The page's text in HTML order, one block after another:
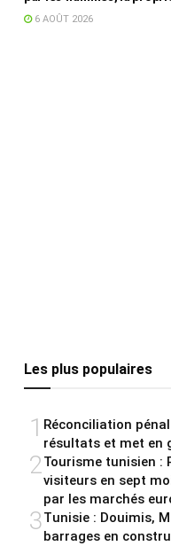
accuse la STEG et la
6 AOÛT 2026
Les plus populaires
1 Réconciliation
résultats et met en
2Tourisme tunisien :
visiteurs en sept
par les marchés
3Tunisie : Douimis,
barrages en